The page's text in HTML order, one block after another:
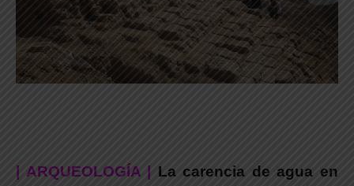
| ARQUEOLOGÍA | La carencia de agua en